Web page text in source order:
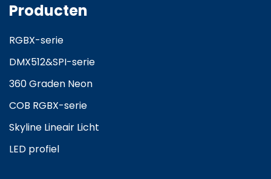
Producten
RGBX-serie
DMX512&SPI-serie
360 Graden Neon
COB RGBX-serie
Skyline Lineair Licht
LED profiel